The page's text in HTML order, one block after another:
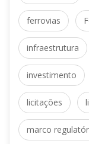
ferrovia
infraestrutura
investimento
licitaçõe
marco